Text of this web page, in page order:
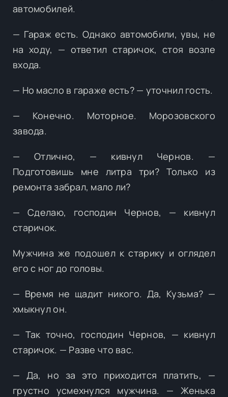
автомобилей.
— Гараж есть. Однако автомобили, увы, не
на ходу, — ответил старичок, стоя возле
входа.
— Но масло в гараже есть? — уточнил гость.
— Конечно. Моторное. Морозовского
завода.
— Отлично, — кивнул Чернов. —
Подготовишь мне литра три? Только из
ремонта забрал, мало ли?
— Сделаю, господин Чернов, — кивнул
старичок.
Мужчина же подошел к старику и оглядел
его с ног до головы.
— Время не щадит никого. Да, Кузьма? —
хмыкнул он.
— Так точно, господин Чернов, — кивнул
старичок. — Разве что вас.
— Да, но за это приходится платить, —
грустно усмехнулся мужчина. — Женька